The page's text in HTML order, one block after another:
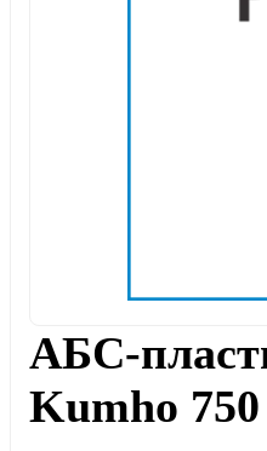
АБС-
Kumho 750